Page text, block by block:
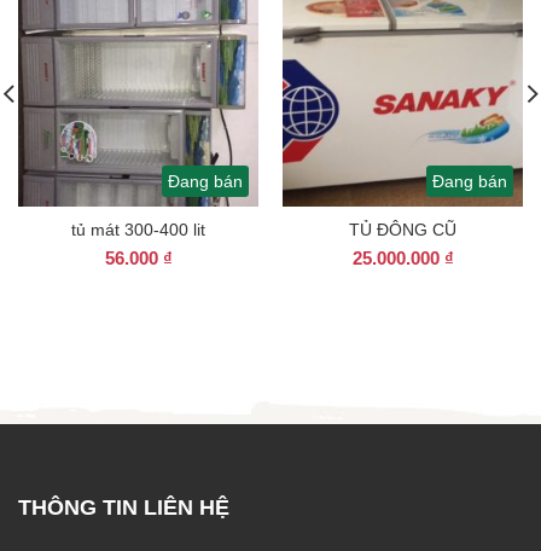
Đang bán
tủ mát 300-400 lit
56.000 ₫
Đang bán
TỦ ĐÔNG CŨ
25.000.000 ₫
THÔNG TIN LIÊN HỆ